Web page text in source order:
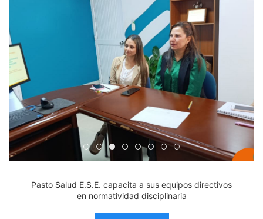
Edicto Emplazatorio a los Afiliados en el Régimen
Pasto Salud ESE lidera gestión institucional
Pasto Salud E.S.E. capacita a sus equipos
Último día para inscripciones en
Viceministro garantiza
Mil pesos que salvan vidas:
Cápsula 18-26 - Reporte
Cápsula 17-26 -
Pasto Salud E.S.E. capacita a sus equipos directivos
en normatividad disciplinaria